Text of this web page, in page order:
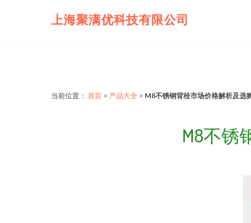
上海聚满优科技有限公司
当前位置： 首页 > 产品大全 > M8不锈钢背栓市场价格解析及选
M8不锈